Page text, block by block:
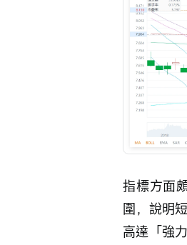
指標方面
圍，說明
高達「強